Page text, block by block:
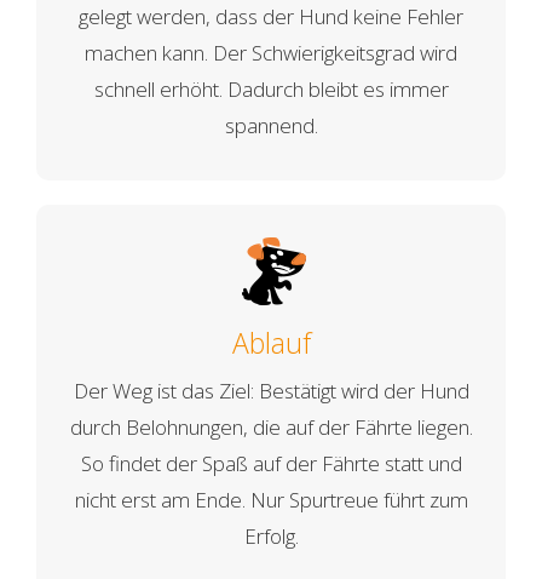
gelegt werden, dass der Hund keine Fehler
machen kann. Der Schwierigkeitsgrad wird
schnell erhöht. Dadurch bleibt es immer
spannend.
Ablauf
Der Weg ist das Ziel: Bestätigt wird der Hund
durch Belohnungen, die auf der Fährte liegen.
So findet der Spaß auf der Fährte statt und
nicht erst am Ende. Nur Spurtreue führt zum
Erfolg.